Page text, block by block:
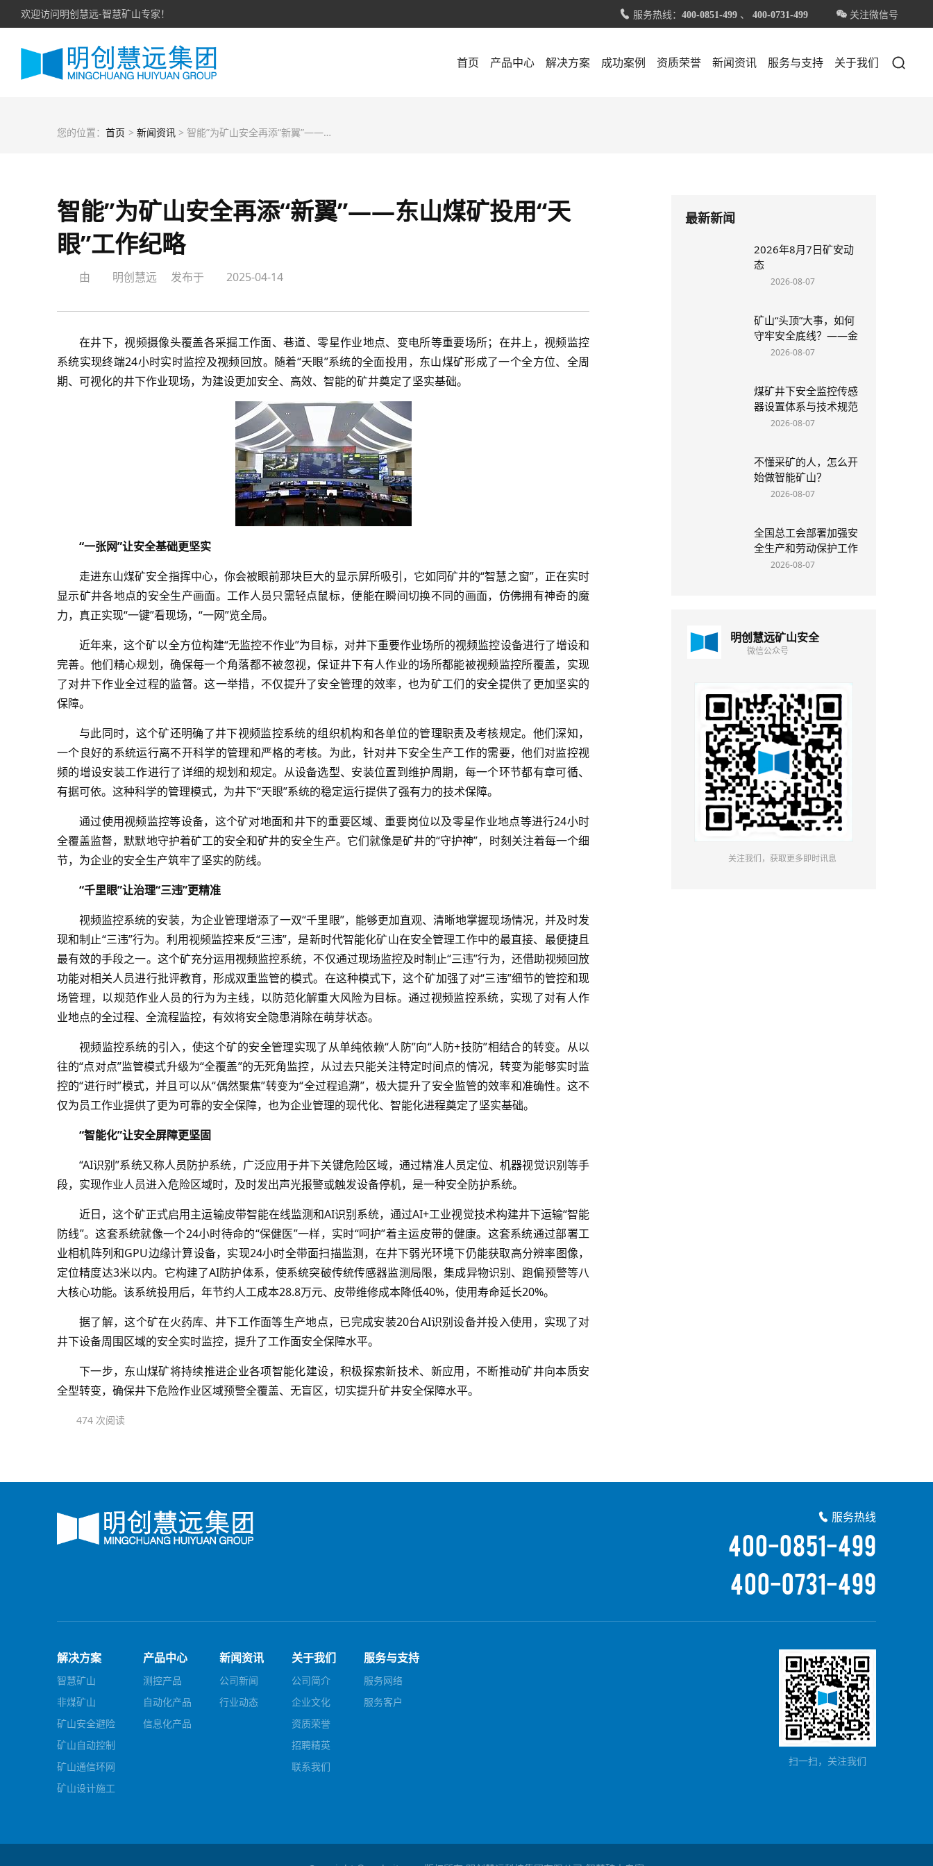
欢迎访问明创慧远-智慧矿山专家！  服务热线： 400-0851-499 、 400-0731-499  关注微信号
首页 产品中心 解决方案 成功案例 资质荣誉 新闻资讯 服务与支持 关于我们 
您的位置： 首页 > 新闻资讯 > 智能”为矿山安全再添“新翼”——东山煤矿投用“天眼”工作纪略
智能”为矿山安全再添“新翼”——东山煤矿投用“天
眼”工作纪略
由 明创慧远 发布于 2025-04-14
在井下，视频摄像头覆盖各采掘工作面、巷道、零星作业地点、变电所等重要场所；在井上，视频监控
系统实现终端24小时实时监控及视频回放。随着“天眼”系统的全面投用，东山煤矿形成了一个全方位、全周
期、可视化的井下作业现场，为建设更加安全、高效、智能的矿井奠定了坚实基础。
“一张网”让安全基础更坚实
走进东山煤矿安全指挥中心，你会被眼前那块巨大的显示屏所吸引，它如同矿井的“智慧之窗”，正在实时
显示矿井各地点的安全生产画面。工作人员只需轻点鼠标，便能在瞬间切换不同的画面，仿佛拥有神奇的魔
力，真正实现“一键”看现场，“一网”览全局。
近年来，这个矿以全方位构建“无监控不作业”为目标，对井下重要作业场所的视频监控设备进行了增设和
完善。他们精心规划，确保每一个角落都不被忽视，保证井下有人作业的场所都能被视频监控所覆盖，实现
了对井下作业全过程的监督。这一举措，不仅提升了安全管理的效率，也为矿工们的安全提供了更加坚实的
保障。
与此同时，这个矿还明确了井下视频监控系统的组织机构和各单位的管理职责及考核规定。他们深知，
一个良好的系统运行离不开科学的管理和严格的考核。为此，针对井下安全生产工作的需要，他们对监控视
频的增设安装工作进行了详细的规划和规定。从设备选型、安装位置到维护周期，每一个环节都有章可循、
有据可依。这种科学的管理模式，为井下“天眼”系统的稳定运行提供了强有力的技术保障。
通过使用视频监控等设备，这个矿对地面和井下的重要区域、重要岗位以及零星作业地点等进行24小时
全覆盖监督，默默地守护着矿工的安全和矿井的安全生产。它们就像是矿井的“守护神”，时刻关注着每一个细
节，为企业的安全生产筑牢了坚实的防线。
“千里眼”让治理“三违”更精准
视频监控系统的安装，为企业管理增添了一双“千里眼”，能够更加直观、清晰地掌握现场情况，并及时发
现和制止“三违”行为。利用视频监控来反“三违”，是新时代智能化矿山在安全管理工作中的最直接、最便捷且
最有效的手段之一。这个矿充分运用视频监控系统，不仅通过现场监控及时制止“三违”行为，还借助视频回放
功能对相关人员进行批评教育，形成双重监管的模式。在这种模式下，这个矿加强了对“三违”细节的管控和现
场管理，以规范作业人员的行为为主线，以防范化解重大风险为目标。通过视频监控系统，实现了对有人作
业地点的全过程、全流程监控，有效将安全隐患消除在萌芽状态。
视频监控系统的引入，使这个矿的安全管理实现了从单纯依赖“人防”向“人防+技防”相结合的转变。从以
往的“点对点”监管模式升级为“全覆盖”的无死角监控，从过去只能关注特定时间点的情况，转变为能够实时监
控的“进行时”模式，并且可以从“偶然聚焦”转变为“全过程追溯”，极大提升了安全监管的效率和准确性。这不
仅为员工作业提供了更为可靠的安全保障，也为企业管理的现代化、智能化进程奠定了坚实基础。
“智能化”让安全屏障更坚固
“AI识别”系统又称人员防护系统，广泛应用于井下关键危险区域，通过精准人员定位、机器视觉识别等手
段，实现作业人员进入危险区域时，及时发出声光报警或触发设备停机，是一种安全防护系统。
近日，这个矿正式启用主运输皮带智能在线监测和AI识别系统，通过AI+工业视觉技术构建井下运输“智能
防线”。这套系统就像一个24小时待命的“保健医”一样，实时“呵护”着主运皮带的健康。这套系统通过部署工
业相机阵列和GPU边缘计算设备，实现24小时全带面扫描监测，在井下弱光环境下仍能获取高分辨率图像，
定位精度达3米以内。它构建了AI防护体系，使系统突破传统传感器监测局限，集成异物识别、跑偏预警等八
大核心功能。该系统投用后，年节约人工成本28.8万元、皮带维修成本降低40%，使用寿命延长20%。
据了解，这个矿在火药库、井下工作面等生产地点，已完成安装20台AI识别设备并投入使用，实现了对
井下设备周围区域的安全实时监控，提升了工作面安全保障水平。
下一步，东山煤矿将持续推进企业各项智能化建设，积极探索新技术、新应用，不断推动矿井向本质安
全型转变，确保井下危险作业区域预警全覆盖、无盲区，切实提升矿井安全保障水平。
474 次阅读
最新新闻
2026年8月7日矿安动
态
2026-08-07
矿山“头顶”大事，如何
守牢安全底线？——金
属矿山顶板管理制度全
2026-08-07
煤矿井下安全监控传感
器设置体系与技术规范
深度研究
2026-08-07
不懂采矿的人，怎么开
始做智能矿山？
2026-08-07
全国总工会部署加强安
全生产和劳动保护工作
2026-08-07
明创慧远矿山安全
微信公众号
关注我们，获取更多即时讯息
 服务热线
400-0851-499
400-0731-499
解决方案
智慧矿山
非煤矿山
矿山安全避险
矿山自动控制
矿山通信环网
矿山设计施工
产品中心
测控产品
自动化产品
信息化产品
新闻资讯
公司新闻
行业动态
关于我们
公司简介
企业文化
资质荣誉
招聘精英
联系我们
服务与支持
服务网络
服务客户
扫一扫，关注我们